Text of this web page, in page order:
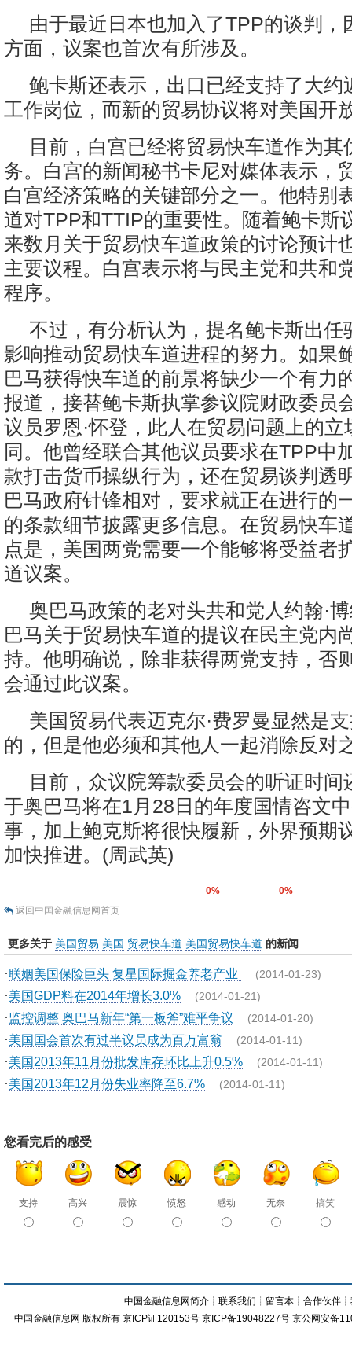
由于最近日本也加入了TPP的谈判，
方面，议案也首次有所涉及。
鲍卡斯还表示，出口已经支持了大约
工作岗位，而新的贸易协议将对美国开
目前，白宫已经将贸易快车道作为其
务。白宫的新闻秘书卡尼对媒体表示，
白宫经济策略的关键部分之一。他特别
道对TPP和TTIP的重要性。随着鲍卡斯
来数月关于贸易快车道政策的讨论预计
主要议程。白宫表示将与民主党和共和
程序。
不过，有分析认为，提名鲍卡斯出任
影响推动贸易快车道进程的努力。如果
巴马获得快车道的前景将缺少一个有力
报道，接替鲍卡斯执掌参议院财政委员
议员罗恩·怀登，此人在贸易问题上的立
同。他曾经联合其他议员要求在TPP中
款打击货币操纵行为，还在贸易谈判透
巴马政府针锋相对，要求就正在进行的
的条款细节披露更多信息。在贸易快车
点是，美国两党需要一个能够将受益者
道议案。
奥巴马政策的老对头共和党人约翰·
巴马关于贸易快车道的提议在民主党内
持。他明确说，除非获得两党支持，否
会通过此议案。
美国贸易代表迈克尔·费罗曼显然是
的，但是他必须和其他人一起消除反对
目前，众议院筹款委员会的听证时间
于奥巴马将在1月28日的年度国情咨文
事，加上鲍克斯将很快履新，外界预期
加快推进。(周武英)
0%
0%
返回中国金融信息网首页
更多关于 美国贸易 美国 贸易快车道 美国贸易快车道 的新闻
·联姻美国保险巨头 复星国际掘金养老产业 (2014-01-23)
·美国GDP料在2014年增长3.0% (2014-01-21)
·监控调整 奥巴马新年“第一板斧”难平争议 (2014-01-20)
·美国国会首次有过半议员成为百万富翁 (2014-01-11)
·美国2013年11月份批发库存环比上升0.5% (2014-01-11)
·美国2013年12月份失业率降至6.7% (2014-01-11)
您看完后的感受
支持 高兴 震惊 愤怒 感动 无奈 搞笑
中国金融信息网简介 ┊联系我们 ┊ 留言本 ┊合作伙伴 ┊
中国金融信息网 版权所有 京ICP证120153号 京ICP备19048227号 京公网安备